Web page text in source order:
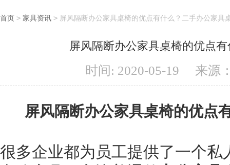
首页 > 家具资讯 > 屏风隔断办公家具桌椅的优点有什么？二手办公家具
屏风隔断办公家具桌椅的优点
时间: 2020-05-19 来源
屏风隔断办公家具桌椅的优点
很多企业都为员工提供了一个